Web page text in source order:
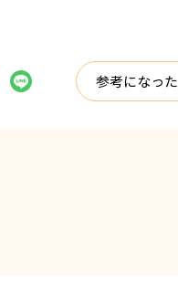
参考になった